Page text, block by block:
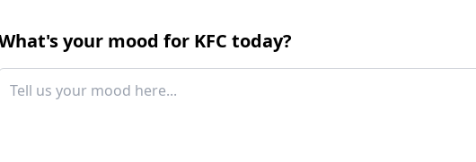
your mood for KFC today?